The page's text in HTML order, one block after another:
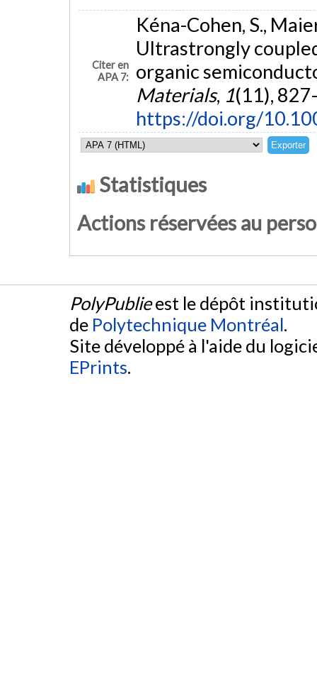
Citer en
APA 7:
Kéna-Cohen, S.,
Ultrastrongly
organic
Materials, 1(11),
https://doi.org/
Statistiques
Actions réservées au
PolyPublieest le dépôt
de Polytechnique Montréal.
Site développé à l'aide du
EPrints.